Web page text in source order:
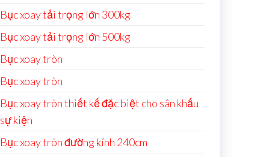
Bục xoay tải trọng lớn 300kg
Bục xoay tải trọng lớn 500kg
Bục xoay tròn
Bục xoay tròn
Bục xoay tròn thiết kế đặc biệt cho sân khấu
sự kiện
Bục xoay tròn đường kính 240cm